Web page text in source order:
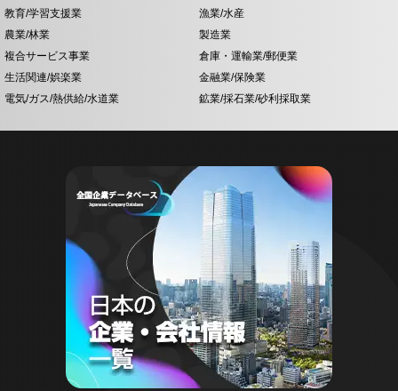
教育/学習支援業
漁業/水産
農業/林業
製造業
複合サービス事業
倉庫・運輸業/郵便業
生活関連/娯楽業
金融業/保険業
電気/ガス/熱供給/水道業
鉱業/採石業/砂利採取業